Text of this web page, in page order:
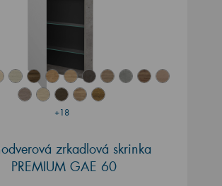
+18
zrkadlová skrinka
PREMIUM GAE 60